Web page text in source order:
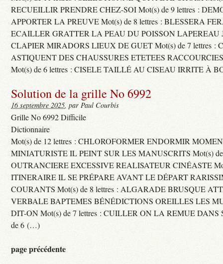
RECUEILLIR PRENDRE CHEZ-SOI Mot(s) de 9 lettres :
APPORTER LA PREUVE Mot(s) de 8 lettres : BLESSERA
ECAILLER GRATTER LA PEAU DU POISSON LAPEREAU
CLAPIER MIRADORS LIEUX DE GUET Mot(s) de 7 lettres :
ASTIQUENT DES CHAUSSURES ETETEES
Mot(s) de 6 lettres : CISELE TAILLÉ AU CISEAU IRRITE À
Solution de la grille No 6992
16 septembre 2025, par Paul Courbis
Grille No 6992 Difficile
Dictionnaire
Mot(s) de 12 lettres : CHLOROFORMER ENDORMIR
MINIATURISTE IL PEINT SUR LES MANUSCRITS Mot(s) de
OUTRANCIERE EXCESSIVE REALISATEUR CINÉASTE
ITINERAIRE IL SE PRÉPARE AVANT LE DÉPART
COURANTS Mot(s) de 8 lettres : ALGARADE BRUSQUE
VERBALE BAPTEMES BÉNÉDICTIONS OREILLES LES
DIT-ON Mot(s) de 7 lettres : CUILLER ON LA REMUE DANS
de 6 (…)
page précédente